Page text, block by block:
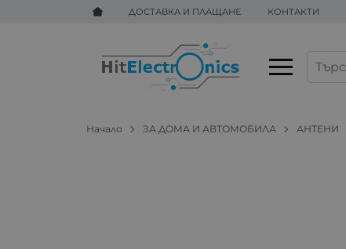
ДОСТАВКА И ПЛАЩАНЕ КОНТАКТИ
Начало ЗА ДОМА И АВТОМОБИЛА АНТЕНИ